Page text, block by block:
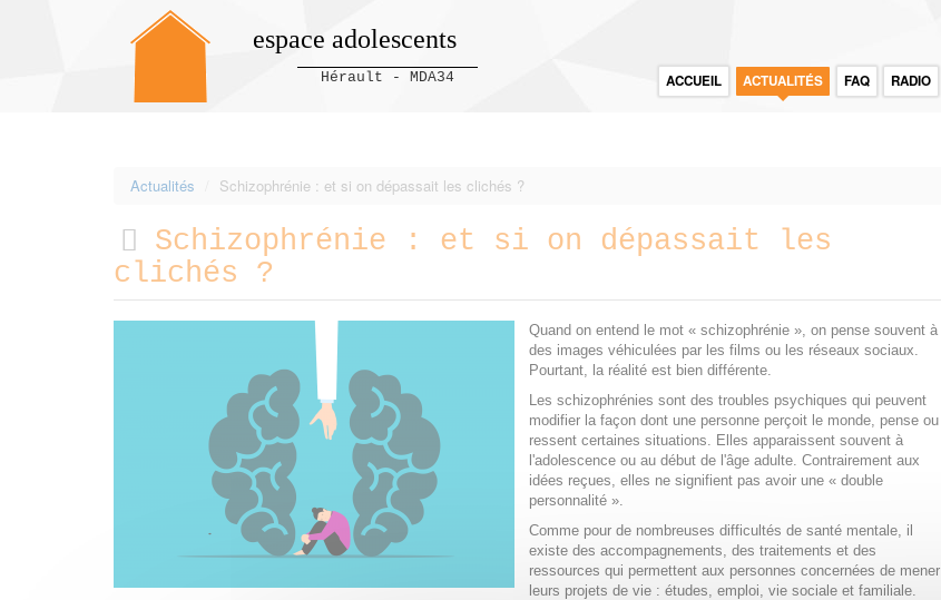
espace adolescents
Hérault - MDA34 ACCUEIL ACTUALITÉS FAQ RADIO
Actualités Schizophrénie : et si on dépassait les clichés ?
Schizophrénie : et si on dépassait les
clichés ?
Quand on entend le mot « schizophrénie », on pense souvent à
des images véhiculées par les films ou les réseaux sociaux.
Pourtant, la réalité est bien différente.
Les schizophrénies sont des troubles psychiques qui peuvent
modifier la façon dont une personne perçoit le monde, pense ou
ressent certaines situations. Elles apparaissent souvent à
l'adolescence ou au début de l'âge adulte. Contrairement aux
idées reçues, elles ne signifient pas avoir une « double
personnalité ».
Comme pour de nombreuses difficultés de santé mentale, il
existe des accompagnements, des traitements et des
ressources qui permettent aux personnes concernées de mener
leurs projets de vie : études, emploi, vie sociale et familiale.